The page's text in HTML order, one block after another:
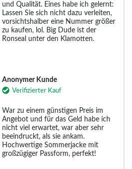
und Qualität. Eines habe ich gelernt:
Lassen Sie sich nicht dazu verleiten,
vorsichtshalber eine Nummer größer
zu kaufen, lol. Big Dude ist der
Ronseal unter den Klamotten.
Anonymer Kunde
Verifizierter Kauf
War zu einem günstigen Preis im
Angebot und für das Geld habe ich
nicht viel erwartet, war aber sehr
beeindruckt, als sie ankam.
Hochwertige Sommerjacke mit
großzügiger Passform, perfekt!